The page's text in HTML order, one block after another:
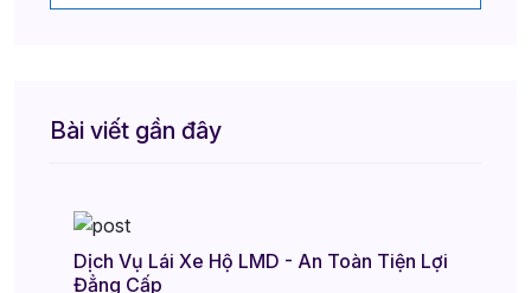
Bài viết gần đây
Dịch Vụ Lái Xe Hộ LMD - An Toàn Tiện Lợi
Đẳng Cấp